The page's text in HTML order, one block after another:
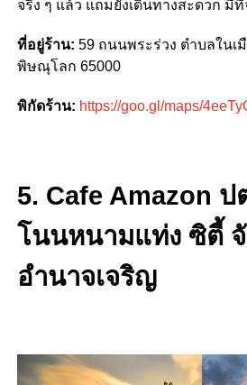
จริง ๆ แล้ว แถมยังเดินทางสะดวก มี
ที่อยู่ร้าน: 59 ถนนพระร่วง ตำบลในเ
พิษณุโลก 65000
พิกัดร้าน: https://goo.gl/maps/
5. Cafe Amazon
โนนหนามแท่ง ซิตี้
อำนาจเจริญ